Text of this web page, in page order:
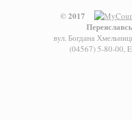
© 2017
вул. Богдана
(04567) 5-80-00,